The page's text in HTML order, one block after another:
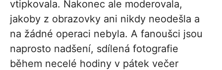
vtipkovala. Nakonec ale moderovala,
jakoby z obrazovky ani nikdy neodešla a
na žádné operaci nebyla. A fanoušci jsou
naprosto nadšení, sdílená fotografie
během necelé hodiny v pátek večer